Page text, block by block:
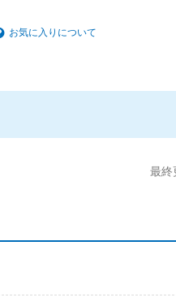
お気に入りについて
最終